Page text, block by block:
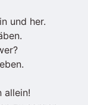
und her.
allein!